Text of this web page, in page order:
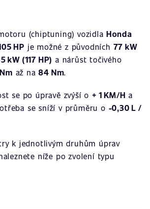
(chiptuning) vozidlaHonda
HP je možné z původních 77 kW
kW (117 HP) a nárůst točivého
až na84 Nm.
se po úpravě zvýší o + 1 KM/H a
se sníží v průměru o -0,30 L /
k jednotlivým druhům úprav
níže po zvolení typu